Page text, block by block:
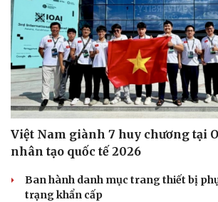
Việt Nam giành 7 huy chương tại
nhân tạo quốc tế 2026
Ban hành danh mục trang thiết bị
trạng khẩn cấp